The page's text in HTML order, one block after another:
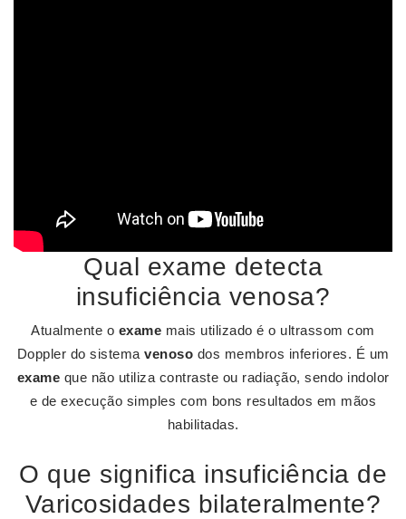
Qual exame detecta
insuficiência venosa?
Atualmente o exame mais utilizado é o ultrassom com
Doppler do sistema venoso dos membros inferiores. É um
exame que não utiliza contraste ou radiação, sendo indolor
e de execução simples com bons resultados em mãos
habilitadas.
O que significa insuficiência de
Varicosidades bilateralmente?